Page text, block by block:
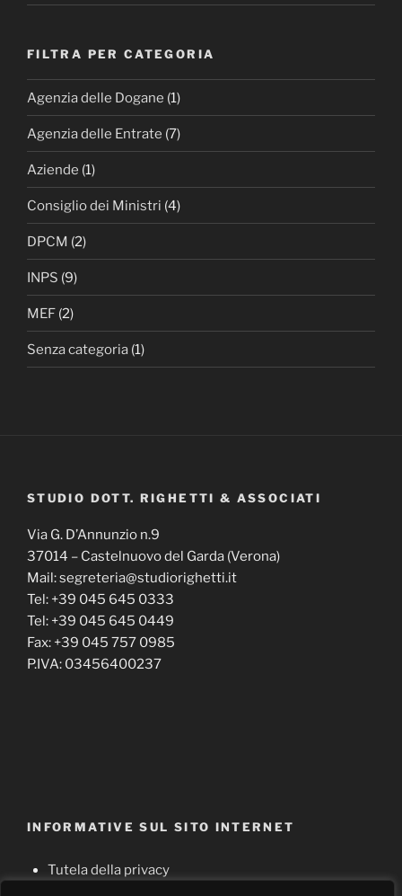
FILTRA PER CATEGORIA
Agenzia delle Dogane (1)
Agenzia delle Entrate (7)
Aziende (1)
Consiglio dei Ministri (4)
DPCM (2)
INPS (9)
MEF (2)
Senza categoria (1)
STUDIO DOTT. RIGHETTI & ASSOCIATI
Via G. D’Annunzio n.9
37014 – Castelnuovo del Garda (Verona)
Mail: segreteria@studiorighetti.it
Tel: +39 045 645 0333
Tel: +39 045 645 0449
Fax: +39 045 757 0985
P.IVA: 03456400237
INFORMATIVE SUL SITO INTERNET
Tutela della privacy